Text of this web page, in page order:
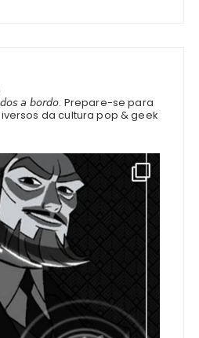
𝘢 𝘣𝘰𝘳𝘥𝘰. Prepare-se para
da cultura pop & geek